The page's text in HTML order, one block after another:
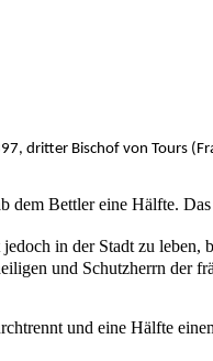
dritter Bischof von Tours
dem Bettler eine Hälfte.
in der Stadt zu leben,
und Schutzherrn der
und eine Hälfte